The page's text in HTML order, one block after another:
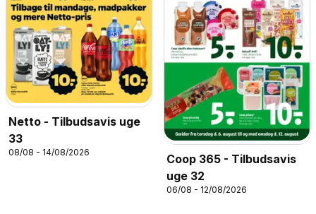
Netto - Tilbudsavis uge
33
08/08 - 14/08/2026
Coop 365 - Tilbudsavis
uge 32
06/08 - 12/08/2026